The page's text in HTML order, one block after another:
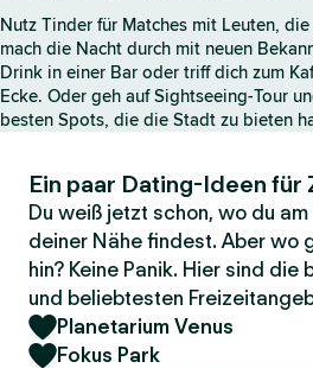
e
i
t
e
Nutz Tinder für Matches mit Leuten,
mach die Nacht durch mit neuen
Drink in einer Bar oder triff dich zum
Ecke. Oder geh auf Sightseeing-Tour
besten Spots, die die Stadt zu bieten
Ein paar Dating-Ideen für
Du weiß jetzt schon, wo du
deiner Nähe findest. Aber wo
hin? Keine Panik. Hier sind
und beliebtesten
Planetarium Venus
Fokus Park